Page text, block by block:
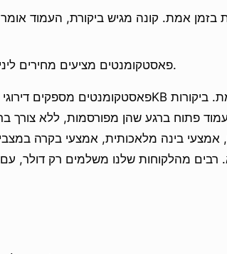
בזמן אמת. קונה מגיש ביקורת, העמוד
פאסטקומנטים מציעים מחירים ליניאריים יותר ללא מחסומים בין תכונות.
פתוח ברגע שהן מפורסמות, ללא צורך
אמצעי בינה מלאכותית, אמצעי בקרה